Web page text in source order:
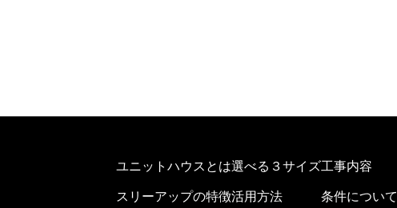
ユニットハウスとは
スリーアップの特徴
選べる３サイズ
活用方法
工事内容
条件について